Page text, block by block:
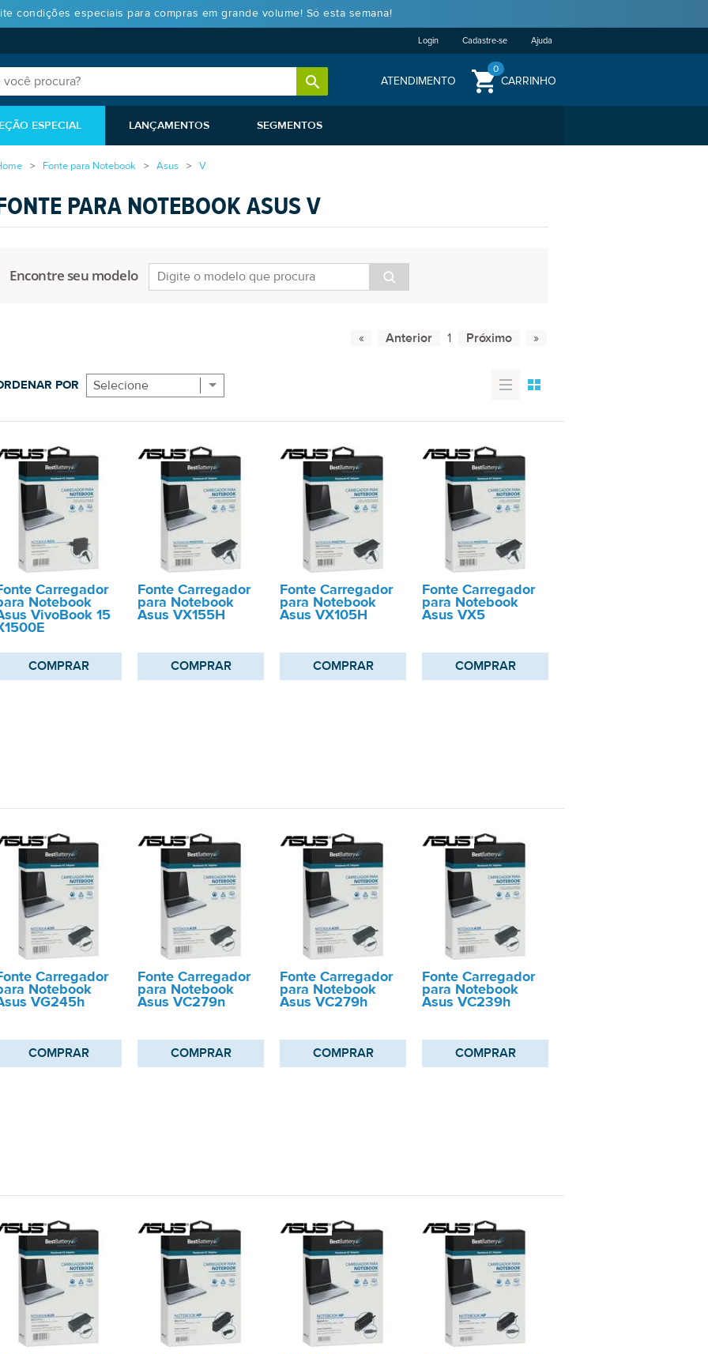
condições especiais para compras em grande volume! Só esta semana!
Login Cadastre-se Ajuda
ATENDIMENTO CARRINHO
0
ESPECIAL LANÇAMENTOS SEGMENTOS
Fonte para Notebook Asus V
PARA NOTEBOOK ASUS V
Encontre seu modelo
POR Selecione
1
Carregador
Notebook
VivoBook 15
COMPRAR
Fonte Carregador
para Notebook
Asus VX155H
COMPRAR
Fonte Carregador
para Notebook
Asus VX105H
COMPRAR
Fonte Carregador
para Notebook
Asus VX5
COMPRAR
Carregador
Notebook
VG245h
COMPRAR
Fonte Carregador
para Notebook
Asus VC279n
COMPRAR
Fonte Carregador
para Notebook
Asus VC279h
COMPRAR
Fonte Carregador
para Notebook
Asus VC239h
COMPRAR